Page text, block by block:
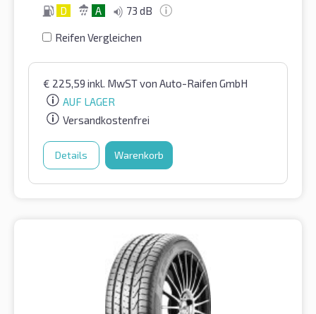
D A 73 dB
Reifen Vergleichen
€ 225,59 inkl. MwSTvon Auto-Raifen GmbH
AUF LAGER
Versandkostenfrei
Details Warenkorb